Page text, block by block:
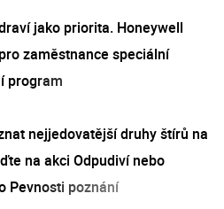
jako priorita. Honeywell
zaměstnance speciální
program
nejjedovatější druhy štírů na
na akci Odpudiví nebo
Pevnosti poznání